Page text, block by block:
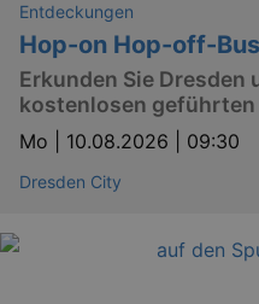
Entdeckungen
Hop-on Hop-off-
Erkunden Sie Dresden
kostenlosen geführten
Mo | 10.08.2026 | 09:30
Dresden City